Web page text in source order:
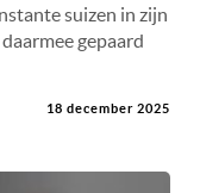
suizen in zijn
gepaard
18 december 2025